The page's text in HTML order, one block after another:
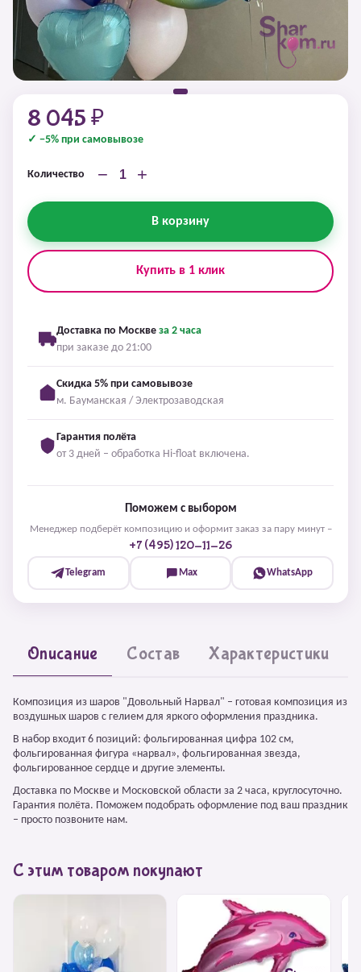
8 045 ₽
✓ −5% при самовывозе
Количество − +
В корзину
Купить в 1 клик
Доставка по Москве за 2 часа
при заказе до 21:00
Скидка 5% при самовывозе
м. Бауманская / Электрозаводская
Гарантия полёта
от 3 дней – обработка Hi-float включена.
Поможем с выбором
Менеджер подберёт композицию и оформит заказ за пару минут –
+7 (495) 120-11-26
Telegram Max WhatsApp
Описание Состав Характеристики
Композиция из шаров "Довольный Нарвал" – готовая композиция из
воздушных шаров с гелием для яркого оформления праздника.
В набор входит 6 позиций: фольгированная цифра 102 см,
фольгированная фигура «нарвал», фольгированная звезда,
фольгированное сердце и другие элементы.
Доставка по Москве и Московской области за 2 часа, круглосуточно.
Гарантия полёта. Поможем подобрать оформление под ваш праздник
– просто позвоните нам.
С этим товаром покупают